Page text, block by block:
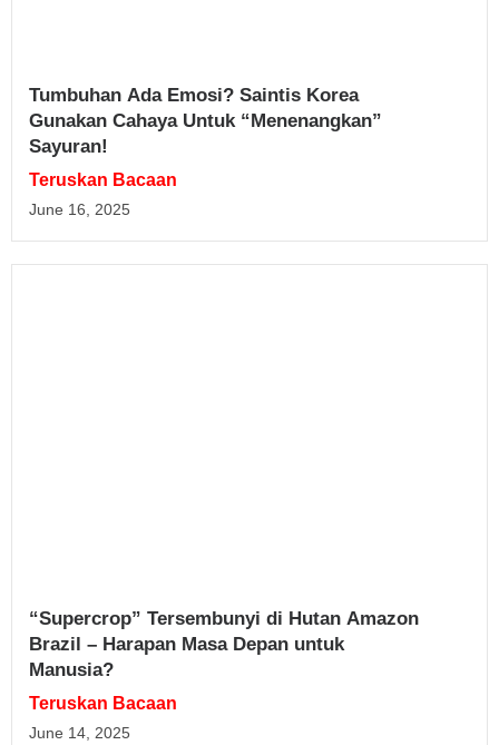
Tumbuhan Ada Emosi? Saintis Korea
Gunakan Cahaya Untuk “Menenangkan”
Sayuran!
Teruskan Bacaan
June 16, 2025
“Supercrop” Tersembunyi di Hutan Amazon
Brazil – Harapan Masa Depan untuk
Manusia?
Teruskan Bacaan
June 14, 2025